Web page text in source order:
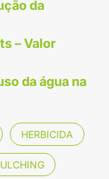
da
– Valor
da água na
HERBICIDA